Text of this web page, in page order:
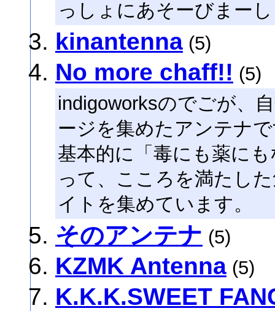
っしょにあそーびまー
kinantenna (5)
No more chaff!! (5)
indigoworksのでごが、
ージを集めたアンテナ
基本的に「毒にも薬に
って、こころを満たし
イトを集めています。
そのアンテナ (5)
KZMK Antenna (5)
K.K.K.SWEET